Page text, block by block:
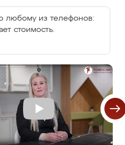
любому из телефонов:
стоимость.